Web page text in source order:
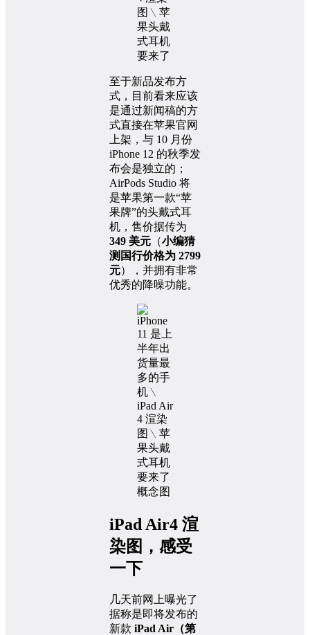
至于新品发布方
式，目前看来应该
是通过新闻稿的方
式直接在苹果官网
上架，与 10 月份
iPhone 12 的秋季发
布会是独立的；
AirPods Studio 将
是苹果第一款“苹
果牌”的头戴式耳
机，售价据传为
349 美元 （小编猜
测国行价格为 2799
元），并拥有非常
优秀的降噪功能。
概念图
iPad Air4 渲
染图，感受
一下
几天前网上曝光了
据称是即将发布的
新款 iPad Air（第